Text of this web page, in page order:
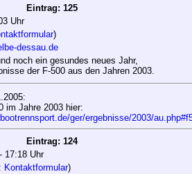
Eintrag: 125
Uhr
)
dessau.de
noch ein gesundes neues Jahr,
der F-500 aus den Jahren 2003.
im Jahre 2003 hier:
ger/ergebnisse/2003/
Eintrag: 124
17:18 Uhr
Kontaktformular)